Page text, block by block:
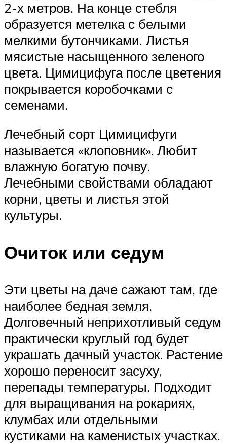
2-х метров. На конце стебля
образуется метелка с белыми
мелкими бутончиками. Листья
мясистые насыщенного зеленого
цвета. Цимицифуга после цветения
покрывается коробочками с
семенами.
Лечебный сорт Цимицифуги
называется «клоповник». Любит
влажную богатую почву.
Лечебными свойствами обладают
корни, цветы и листья этой
культуры.
Очиток или седум
Эти цветы на даче сажают там, где
наиболее бедная земля.
Долговечный неприхотливый седум
практически круглый год будет
украшать дачный участок. Растение
хорошо переносит засуху,
перепады температуры. Подходит
для выращивания на рокариях,
клумбах или отдельными
кустиками на каменистых участках.